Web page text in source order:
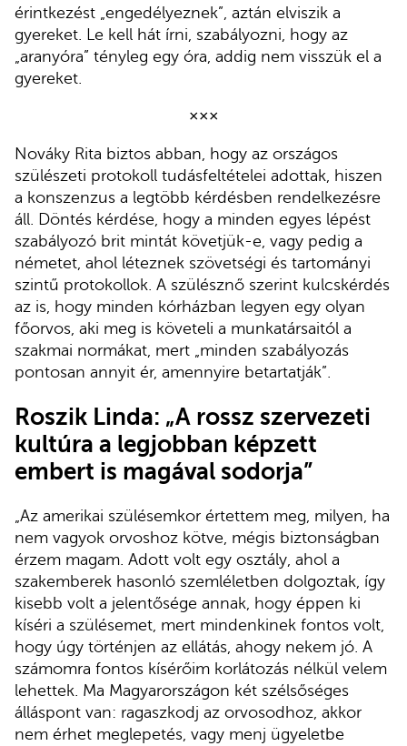
érintkezést „engedélyeznek”, aztán elviszik a
gyereket. Le kell hát írni, szabályozni, hogy az
„aranyóra” tényleg egy óra, addig nem visszük el a
gyereket.
×××
Nováky Rita biztos abban, hogy az országos
szülészeti protokoll tudásfeltételei adottak, hiszen
a konszenzus a legtöbb kérdésben rendelkezésre
áll. Döntés kérdése, hogy a minden egyes lépést
szabályozó brit mintát követjük-e, vagy pedig a
németet, ahol léteznek szövetségi és tartományi
szintű protokollok. A szülésznő szerint kulcskérdés
az is, hogy minden kórházban legyen egy olyan
főorvos, aki meg is követeli a munkatársaitól a
szakmai normákat, mert „minden szabályozás
pontosan annyit ér, amennyire betartatják”.
Roszik Linda: „A rossz szervezeti
kultúra a legjobban képzett
embert is magával sodorja”
„Az amerikai szülésemkor értettem meg, milyen, ha
nem vagyok orvoshoz kötve, mégis biztonságban
érzem magam. Adott volt egy osztály, ahol a
szakemberek hasonló szemléletben dolgoztak, így
kisebb volt a jelentősége annak, hogy éppen ki
kíséri a szülésemet, mert mindenkinek fontos volt,
hogy úgy történjen az ellátás, ahogy nekem jó. A
számomra fontos kísérőim korlátozás nélkül velem
lehettek. Ma Magyarországon két szélsőséges
álláspont van: ragaszkodj az orvosodhoz, akkor
nem érhet meglepetés, vagy menj ügyeletbe